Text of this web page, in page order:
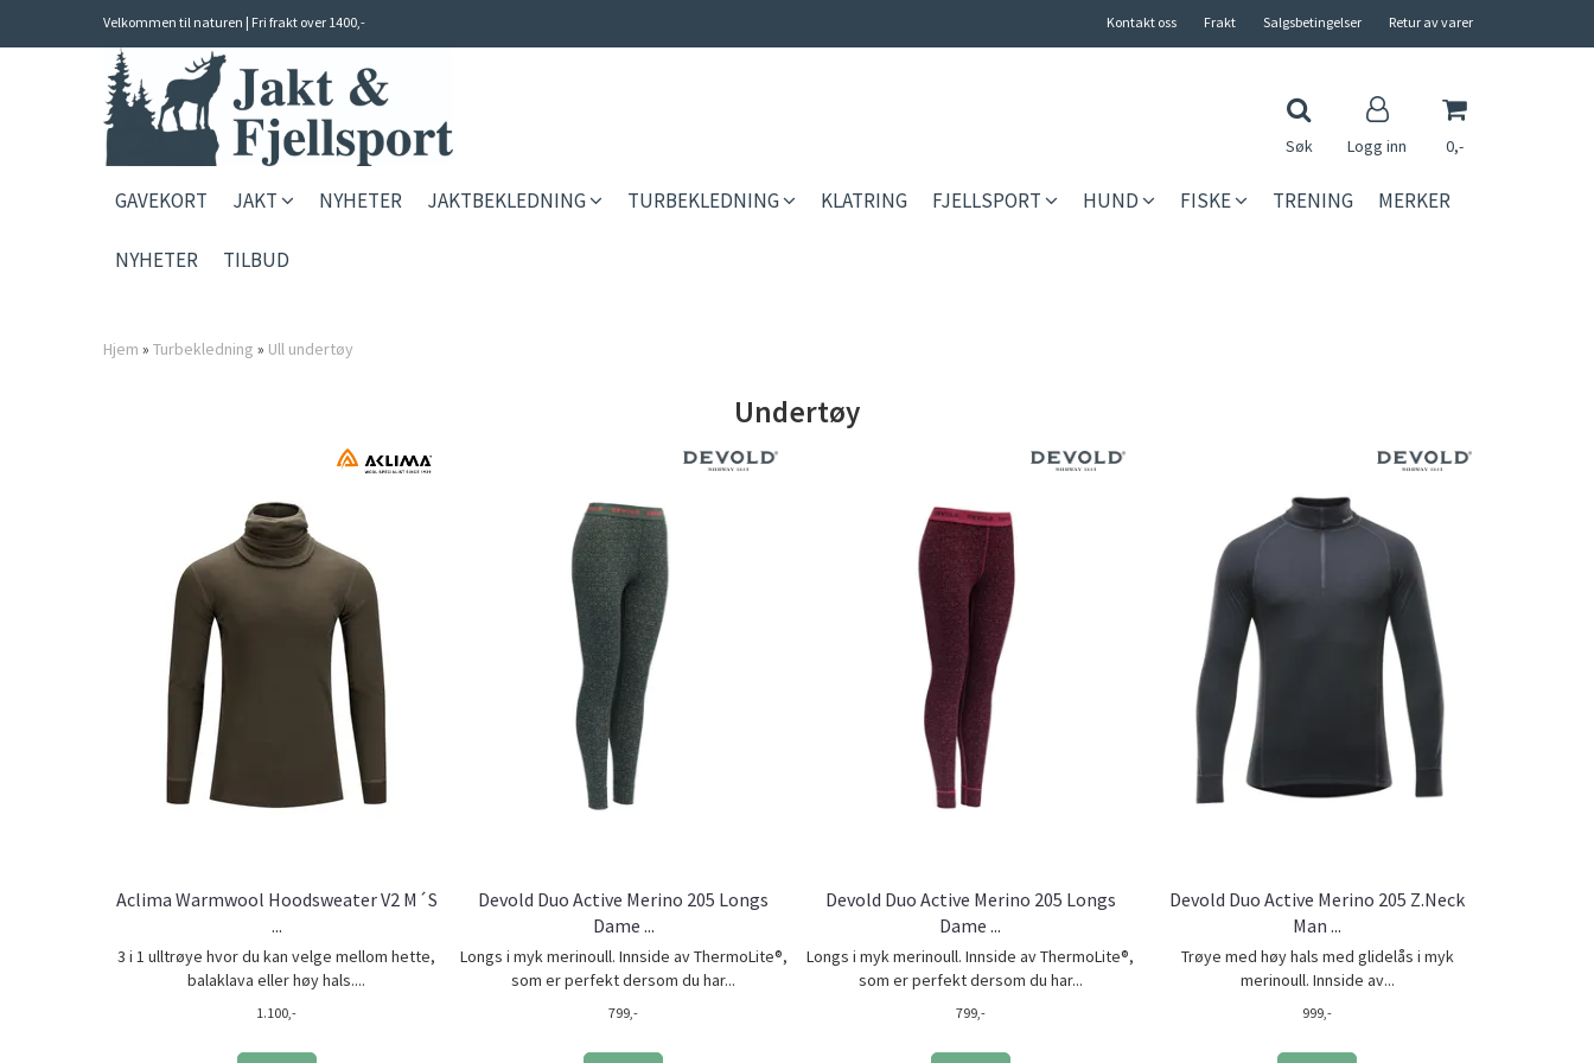
Velkommen til naturen | Fri frakt over 1400,- Kontakt oss Frakt Salgsbetingelser Retur av varer
Søk Logg inn 0,-
GAVEKORT JAKT NYHETER JAKTBEKLEDNING TURBEKLEDNING KLATRING FJELLSPORT HUND FISKE TRENING MERKER
NYHETER TILBUD
Hjem » Turbekledning » Ull undertøy
Undertøy
Aclima Warmwool Hoodsweater V2 M´S
...
3 i 1 ulltrøye hvor du kan velge mellom hette,
balaklava eller høy hals....
1.100,-
Devold Duo Active Merino 205 Longs
Dame ...
Longs i myk merinoull. Innside av ThermoLite®,
som er perfekt dersom du har...
799,-
Devold Duo Active Merino 205 Longs
Dame ...
Longs i myk merinoull. Innside av ThermoLite®,
som er perfekt dersom du har...
799,-
Devold Duo Active Merino 205 Z.Neck
Man ...
Trøye med høy hals med glidelås i myk
merinoull. Innside av...
999,-